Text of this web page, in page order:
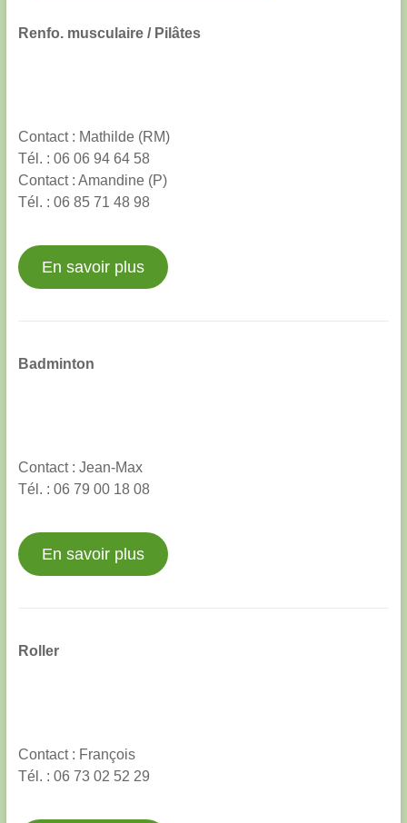
Renfo. musculaire / Pilâtes
Contact : Mathilde (RM)
Tél. : 06 06 94 64 58
Contact : Amandine (P)
Tél. : 06 85 71 48 98
En savoir plus
Badminton
Contact : Jean-Max
Tél. : 06 79 00 18 08
En savoir plus
Roller
Contact : François
Tél. : 06 73 02 52 29